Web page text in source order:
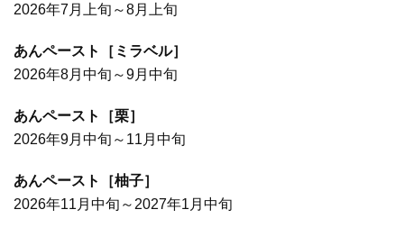
2026年7月上旬～8月上旬
あんペースト［ミラベル］
2026年8月中旬～9月中旬
あんペースト［栗］
2026年9月中旬～11月中旬
あんペースト［柚子］
2026年11月中旬～2027年1月中旬